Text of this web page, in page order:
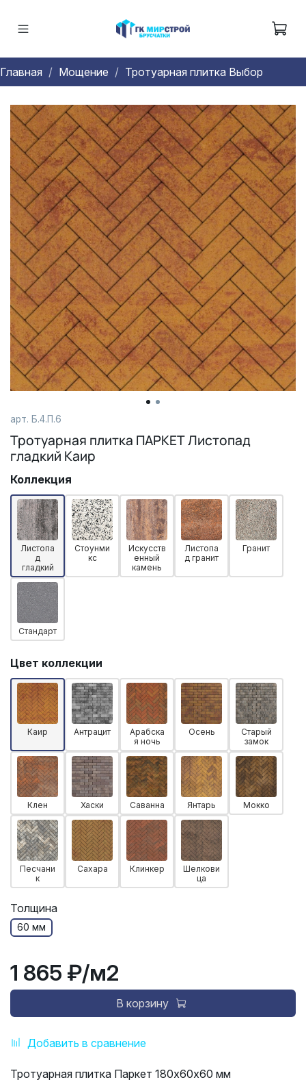
Главная Мощение Тротуарная плитка Выбор
арт. Б.4.П.6
Тротуарная плитка ПАРКЕТ Листопад
гладкий Каир
Добавить в сравнение
Коллекция
Листопа
д
гладкий
Стоунми
кс
Искусств
енный
камень
Листопа
д гранит
Гранит
Стандарт
Цвет коллекции
Каир Антрацит
Арабска
я ночь
Осень
Старый
замок
Клен Хаски Саванна Янтарь Мокко
Песчани
к
Сахара Клинкер
Шелкови
ца
Толщина
60 мм
1 865 ₽/м2
В корзину
Тротуарная плитка Паркет 180х60х60 мм